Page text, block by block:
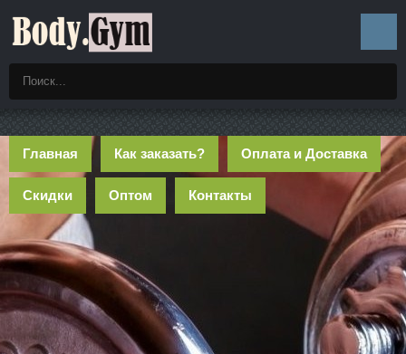
Главная Как заказать? Оплата и Доставка
Скидки Оптом Контакты